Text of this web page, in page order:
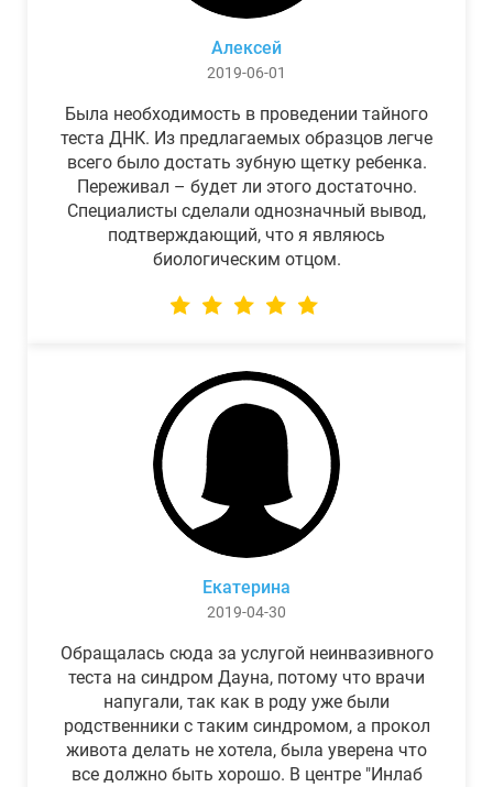
Алексей
2019-06-01
Была необходимость в проведении тайного
теста ДНК. Из предлагаемых образцов легче
всего было достать зубную щетку ребенка.
Переживал – будет ли этого достаточно.
Специалисты сделали однозначный вывод,
подтверждающий, что я являюсь
биологическим отцом.
Екатерина
2019-04-30
Обращалась сюда за услугой неинвазивного
теста на синдром Дауна, потому что врачи
напугали, так как в роду уже были
родственники с таким синдромом, а прокол
живота делать не хотела, была уверена что
все должно быть хорошо. В центре "Инлаб